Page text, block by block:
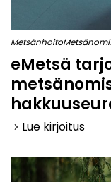
Metsänhoito
eMetsä
keyboard_arrow_right Lue kirjoitus